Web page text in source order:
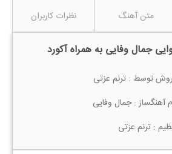
متن آهنگ نظرات کاربران
جمال وفایی به همراه آکورد
توسط : ترنم عزتی
آهنگساز :جمال وفایی
: ترنم عزتی